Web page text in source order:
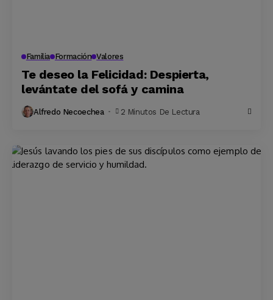
Familia Formación Valores
Te deseo la Felicidad: Despierta,
levántate del sofá y camina
Alfredo Necoechea 2 Minutos De Lectura